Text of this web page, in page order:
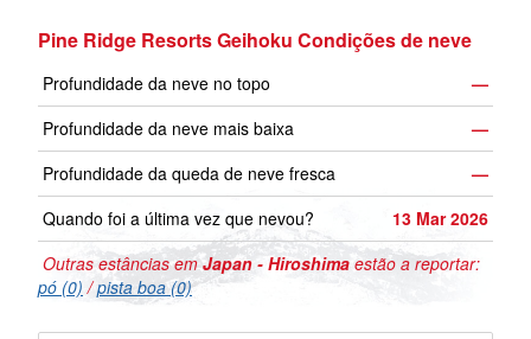
Pine Ridge Resorts Geihoku Condições de neve
Profundidade da neve no topo
—
Profundidade da neve mais baixa
—
Profundidade da queda de neve fresca
—
Quando foi a última vez que nevou?
13 Mar 2026
Outras estâncias emJapan - Hiroshima estão a reportar:
pó (0) /pista boa (0)